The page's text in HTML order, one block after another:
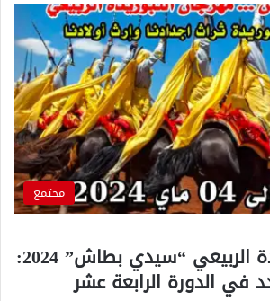
مجتمع
مهرجان التبوريدة الربيعي “سيدي بطاش” 2024:
في الدورة الرابعة عشر